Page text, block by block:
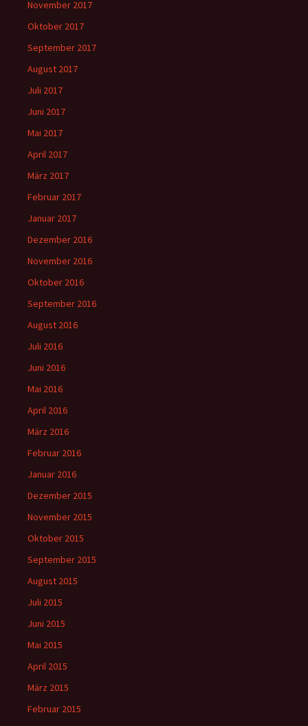
November 2017
Oktober 2017
September 2017
August 2017
Juli 2017
Juni 2017
Mai 2017
April 2017
März 2017
Februar 2017
Januar 2017
Dezember 2016
November 2016
Oktober 2016
September 2016
August 2016
Juli 2016
Juni 2016
Mai 2016
April 2016
März 2016
Februar 2016
Januar 2016
Dezember 2015
November 2015
Oktober 2015
September 2015
August 2015
Juli 2015
Juni 2015
Mai 2015
April 2015
März 2015
Februar 2015